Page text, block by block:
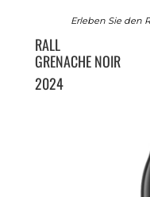
Erleben Sie den
RALL
GRENACHE NOIR
2024